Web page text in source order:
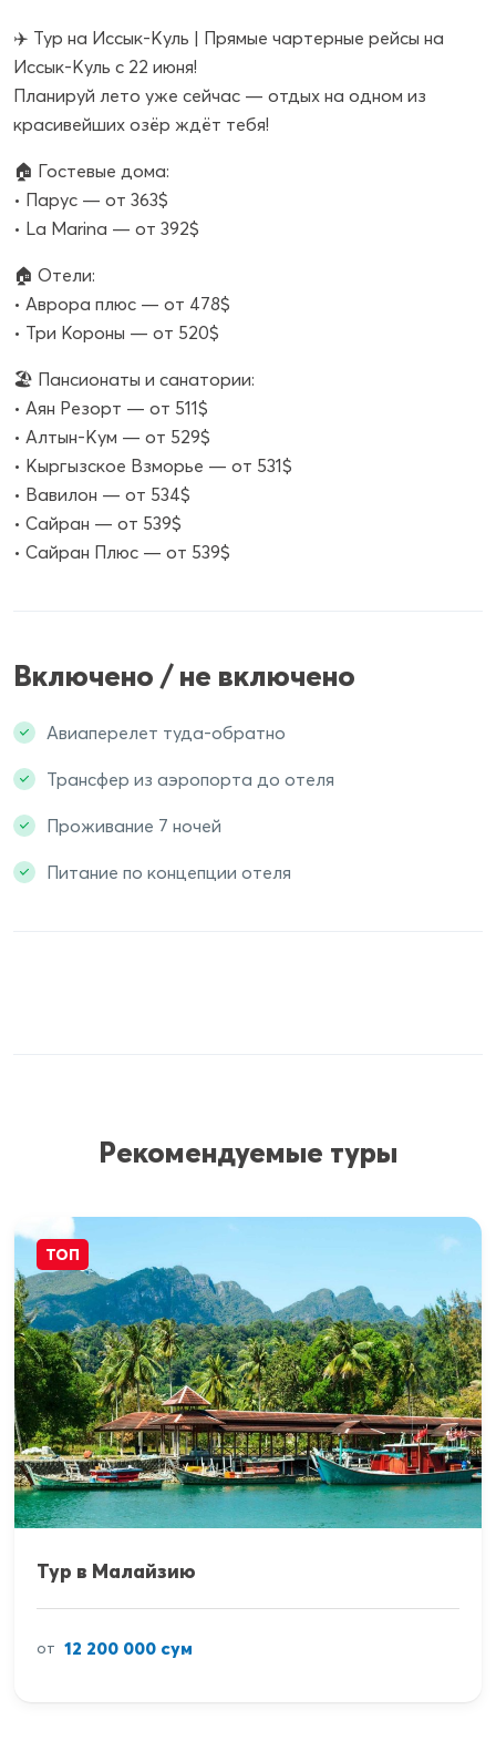
✈️ Тур на Иссык-Куль | Прямые чартерные рейсы на
Иссык-Куль с 22 июня!
Планируй лето уже сейчас — отдых на одном из
красивейших озёр ждёт тебя!
🏠 Гостевые дома:
• Парус — от 363$
• La Marina — от 392$
🏠 Отели:
• Аврора плюс — от 478$
• Три Короны — от 520$
🏖 Пансионаты и санатории:
• Аян Резорт — от 511$
• Алтын-Кум — от 529$
• Кыргызское Взморье — от 531$
• Вавилон — от 534$
• Сайран — от 539$
• Сайран Плюс — от 539$
Включено / не включено
Авиаперелет туда-обратно
Трансфер из аэропорта до отеля
Проживание 7 ночей
Питание по концепции отеля
Рекомендуемые туры
ТОП
Тур в Малайзию
от 12 200 000 сум